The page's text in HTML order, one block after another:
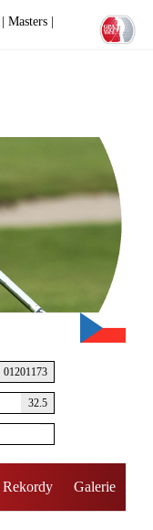
Masters |
01201173
32.5
Rekordy Galerie